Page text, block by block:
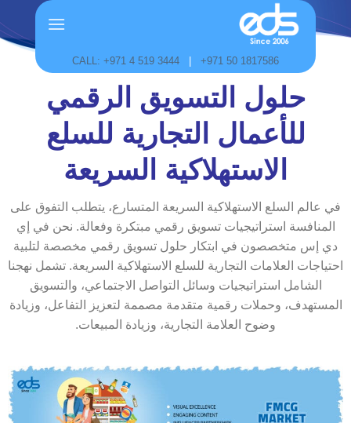
to
CALL: +971 4 519 3444 |+971 50 1817586
حلول التسويق الرقمي
للأعمال التجارية للسلع
الاستهلاكية السريعة
في عالم السلع الاستهلاكية السريعة المتسارع، يتطلب التفوق على
المنافسة استراتيجيات تسويق رقمي مبتكرة وفعالة. نحن في إي
دي إس متخصصون في ابتكار حلول تسويق رقمي مخصصة لتلبية
احتياجات العلامات التجارية للسلع الاستهلاكية السريعة. تشمل نهجنا
الشامل استراتيجيات وسائل التواصل الاجتماعي، والتسويق
المستهدف، وحملات رقمية متقدمة مصممة لتعزيز التفاعل، وزيادة
وضوح العلامة التجارية، وزيادة المبيعات.